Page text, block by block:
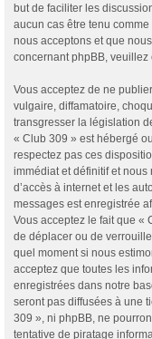
but de faciliter les
aucun cas être tenu
nous acceptons et que
concernant phpBB, veuillez
Vous acceptez de ne
vulgaire, diffamatoire,
transgresser la législation
« Club 309 » est hébergé
respectez pas ces
immédiat et définitif et nous
d’accès à internet et les
messages est enregistrée
Vous acceptez le fait que «
de déplacer ou de
quel moment si nous
acceptez que toutes les
enregistrées dans notre
seront pas diffusées à une
309 », ni phpBB, ne
tentative de piratage